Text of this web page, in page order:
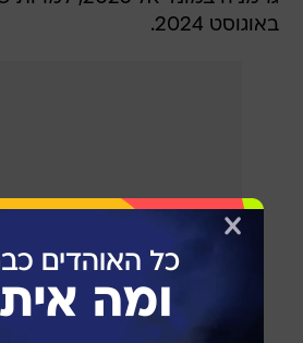
באוגוסט 2024.